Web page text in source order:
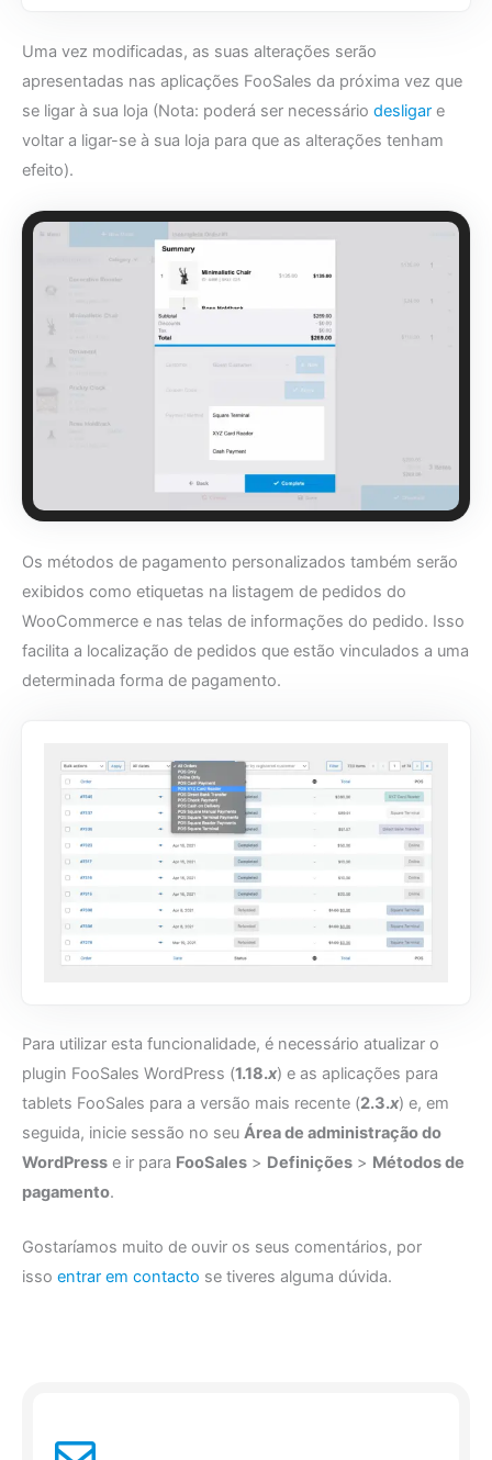
Uma vez modificadas, as suas alterações serão
apresentadas nas aplicações FooSales da próxima vez que
se ligar à sua loja (Nota: poderá ser necessário desligar e
voltar a ligar-se à sua loja para que as alterações tenham
efeito).
Os métodos de pagamento personalizados também serão
exibidos como etiquetas na listagem de pedidos do
WooCommerce e nas telas de informações do pedido. Isso
facilita a localização de pedidos que estão vinculados a uma
determinada forma de pagamento.
Para utilizar esta funcionalidade, é necessário atualizar o
plugin FooSales WordPress (1.18.x) e as aplicações para
tablets FooSales para a versão mais recente (2.3.x) e, em
seguida, inicie sessão no seu Área de administração do
WordPress e ir para FooSales > Definições > Métodos de
pagamento.
Gostaríamos muito de ouvir os seus comentários, por
isso entrar em contacto se tiveres alguma dúvida.